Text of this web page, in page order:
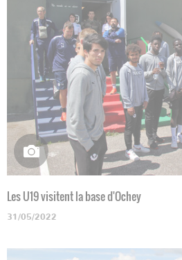
Les U19 visitent la base d'Ochey
31/05/2022